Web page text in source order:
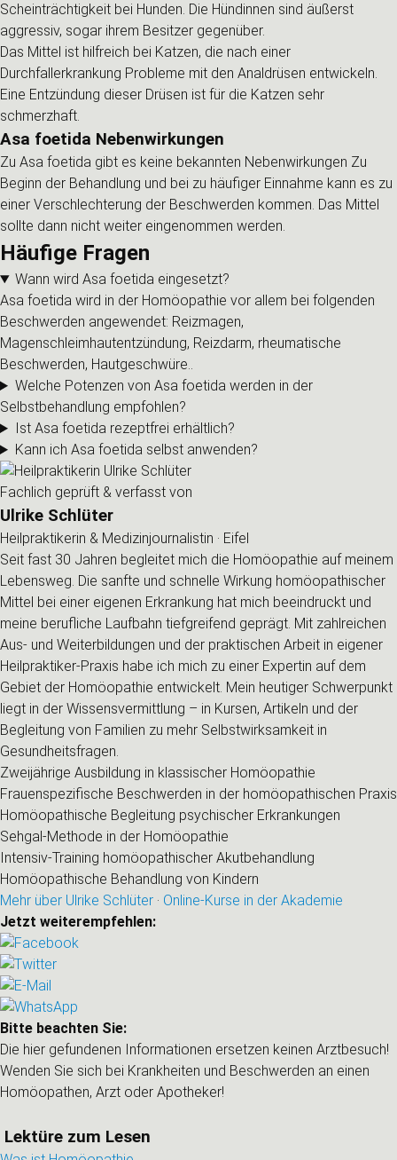
Scheinträchtigkeit bei Hunden. Die Hündinnen sind äußerst
aggressiv, sogar ihrem Besitzer gegenüber.
Das Mittel ist hilfreich bei Katzen, die nach einer
Durchfallerkrankung Probleme mit den Analdrüsen entwickeln.
Eine Entzündung dieser Drüsen ist für die Katzen sehr
schmerzhaft.
Asa foetida Nebenwirkungen
Zu Asa foetida gibt es keine bekannten Nebenwirkungen Zu
Beginn der Behandlung und bei zu häufiger Einnahme kann es zu
einer Verschlechterung der Beschwerden kommen. Das Mittel
sollte dann nicht weiter eingenommen werden.
Häufige Fragen
Wann wird Asa foetida eingesetzt?
Asa foetida wird in der Homöopathie vor allem bei folgenden
Beschwerden angewendet: Reizmagen,
Magenschleimhautentzündung, Reizdarm, rheumatische
Beschwerden, Hautgeschwüre..
Welche Potenzen von Asa foetida werden in der
Selbstbehandlung empfohlen?
Ist Asa foetida rezeptfrei erhältlich?
Kann ich Asa foetida selbst anwenden?
Fachlich geprüft & verfasst von
Ulrike Schlüter
Heilpraktikerin & Medizinjournalistin · Eifel
Seit fast 30 Jahren begleitet mich die Homöopathie auf meinem
Lebensweg. Die sanfte und schnelle Wirkung homöopathischer
Mittel bei einer eigenen Erkrankung hat mich beeindruckt und
meine berufliche Laufbahn tiefgreifend geprägt. Mit zahlreichen
Aus- und Weiterbildungen und der praktischen Arbeit in eigener
Heilpraktiker-Praxis habe ich mich zu einer Expertin auf dem
Gebiet der Homöopathie entwickelt. Mein heutiger Schwerpunkt
liegt in der Wissensvermittlung – in Kursen, Artikeln und der
Begleitung von Familien zu mehr Selbstwirksamkeit in
Gesundheitsfragen.
Zweijährige Ausbildung in klassischer Homöopathie
Frauenspezifische Beschwerden in der homöopathischen Praxis
Homöopathische Begleitung psychischer Erkrankungen
Sehgal-Methode in der Homöopathie
Intensiv-Training homöopathischer Akutbehandlung
Homöopathische Behandlung von Kindern
Mehr über Ulrike Schlüter · Online-Kurse in der Akademie
Jetzt weiterempfehlen:
Bitte beachten Sie:
Die hier gefundenen Informationen ersetzen keinen Arztbesuch!
Wenden Sie sich bei Krankheiten und Beschwerden an einen
Homöopathen, Arzt oder Apotheker!
Lektüre zum Lesen